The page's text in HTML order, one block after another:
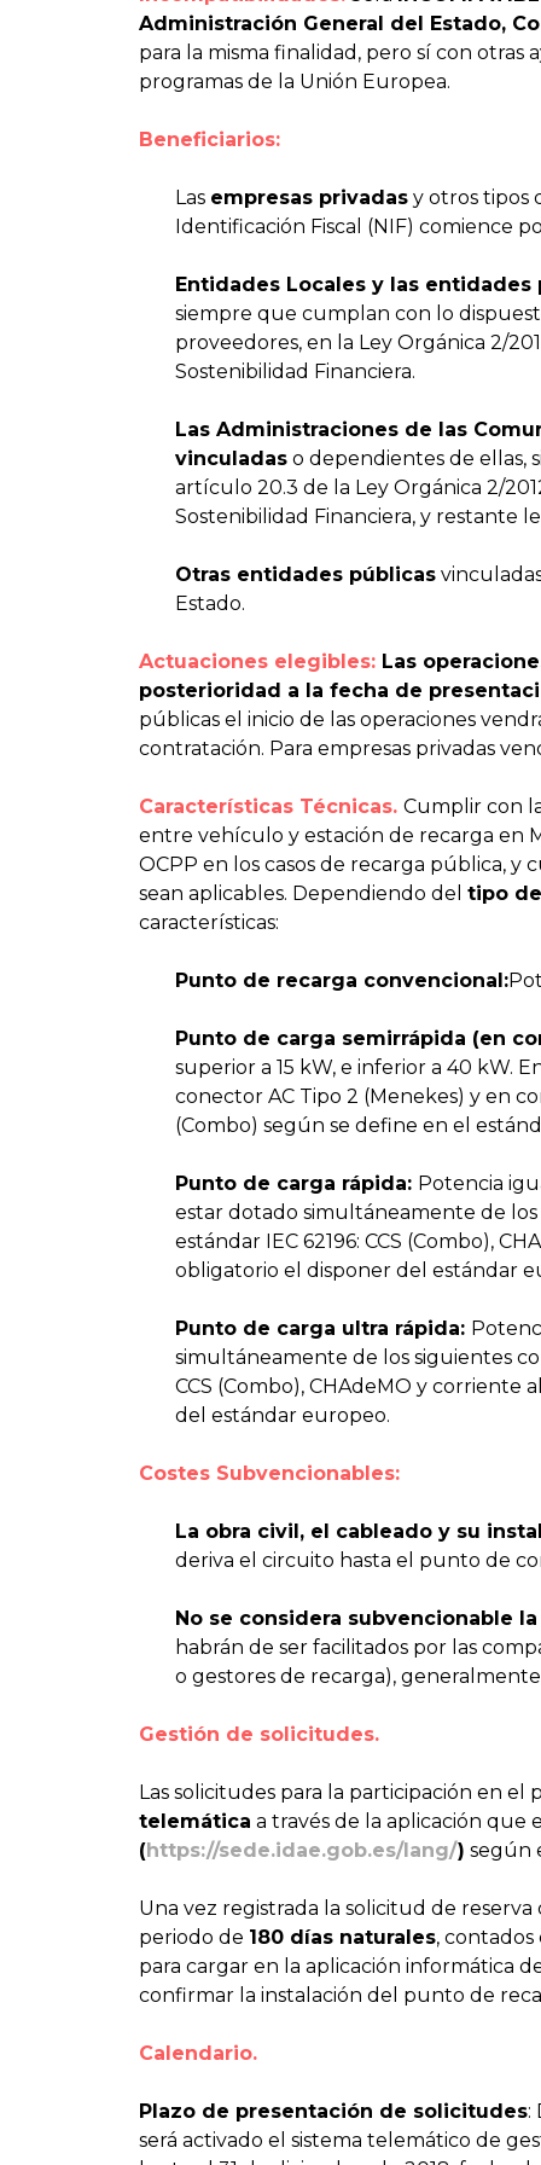
Administración General del Estado,
para la misma finalidad, pero sí con otras
programas de la Unión Europea.
Beneficiarios:
Las empresas privadasy otros tipos
Identificación Fiscal (NIF) comience por
Entidades Locales y las entidades
siempre que cumplan con lo
proveedores, en la Ley Orgánica 2/
Sostenibilidad Financiera.
Las Administraciones de las
vinculadaso dependientes de ellas,
artículo 20.3 de la Ley Orgánica 2/
Sostenibilidad Financiera, y restante
Otras entidades públicas
Estado.
Actuaciones elegibles:Las
posterioridad a la fecha de
públicas el inicio de las operaciones
contratación. Para empresas privadas
Características Técnicas. Cumplir con
entre vehículo y estación de recarga en
OCPP en los casos de recarga pública,
sean aplicables. Dependiendo del tipo
características:
Punto de recarga convencional:
Punto de carga semirrápida (en
superior a 15 kW, e inferior a 40 kW.
conector AC Tipo 2 (Menekes) y en
(Combo) según se define en el
Punto de carga rápida: Potencia
estar dotado simultáneamente de
estándar IEC 62196: CCS (Combo),
obligatorio el disponer del estándar
Punto de carga ultra rápida:
simultáneamente de los siguientes
CCS (Combo), CHAdeMO y
del estándar europeo.
Costes Subvencionables:
La obra civil, el cableado y su
deriva el circuito hasta el punto de
No se considera subvencionable
habrán de ser facilitados por las
o gestores de recarga),
Gestión de solicitudes.
Las solicitudes para la participación en
telemática a través de la aplicación que
(https://sede.idae.gob.es/lang/) según
Una vez registrada la solicitud de
periodo de 180 días naturales, contados
para cargar en la aplicación informática
confirmar la instalación del punto de
Calendario.
Plazo de presentación de solicitudes:
será activado el sistema telemático de